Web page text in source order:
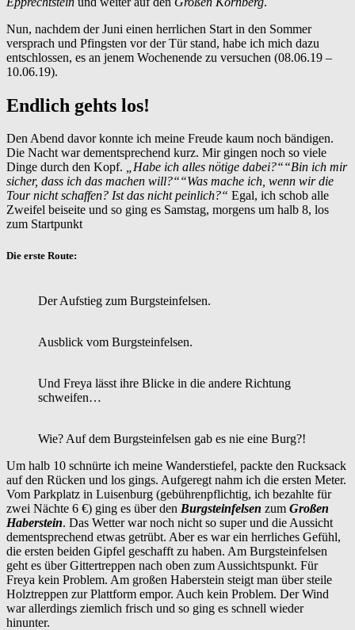
Nun, nachdem der Juni einen herrlichen Start in den Sommer
versprach und Pfingsten vor der Tür stand, habe ich mich dazu
entschlossen, es an jenem Wochenende zu versuchen (08.06.19 –
10.06.19).
Endlich gehts los!
Den Abend davor konnte ich meine Freude kaum noch bändigen.
Die Nacht war dementsprechend kurz. Mir gingen noch so viele
Dinge durch den Kopf. „Habe ich alles nötige dabei?““Bin ich mir
sicher, dass ich das machen will?““Was mache ich, wenn wir die
Tour nicht schaffen? Ist das nicht peinlich?“ Egal, ich schob alle
Zweifel beiseite und so ging es Samstag, morgens um halb 8, los
zum Startpunkt
Die erste Route:
Der Aufstieg zum Burgsteinfelsen.
Ausblick vom Burgsteinfelsen.
Und Freya lässt ihre Blicke in die andere Richtung
schweifen…
Wie? Auf dem Burgsteinfelsen gab es nie eine Burg?!
Um halb 10 schnürte ich meine Wanderstiefel, packte den Rucksack
auf den Rücken und los gings. Aufgeregt nahm ich die ersten Meter.
Vom Parkplatz in Luisenburg (gebührenpflichtig, ich bezahlte für
zwei Nächte 6 €) ging es über den Burgsteinfelsen zum Großen
Haberstein. Das Wetter war noch nicht so super und die Aussicht
dementsprechend etwas getrübt. Aber es war ein herrliches Gefühl,
die ersten beiden Gipfel geschafft zu haben. Am Burgsteinfelsen
geht es über Gittertreppen nach oben zum Aussichtspunkt. Für
Freya kein Problem. Am großen Haberstein steigt man über steile
Holztreppen zur Plattform empor. Auch kein Problem. Der Wind
war allerdings ziemlich frisch und so ging es schnell wieder
hinunter.